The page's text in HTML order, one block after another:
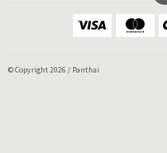
© Copyright 2026 / Panthai